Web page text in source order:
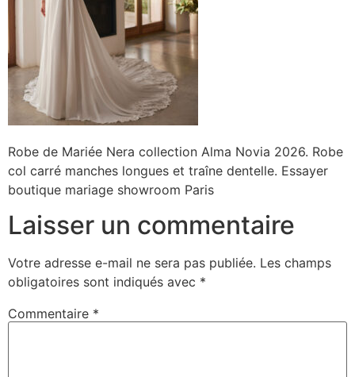
Robe de Mariée Nera collection Alma Novia 2026. Robe
col carré manches longues et traîne dentelle. Essayer
boutique mariage showroom Paris
Laisser un commentaire
Votre adresse e-mail ne sera pas publiée. Les champs
obligatoires sont indiqués avec *
Commentaire *